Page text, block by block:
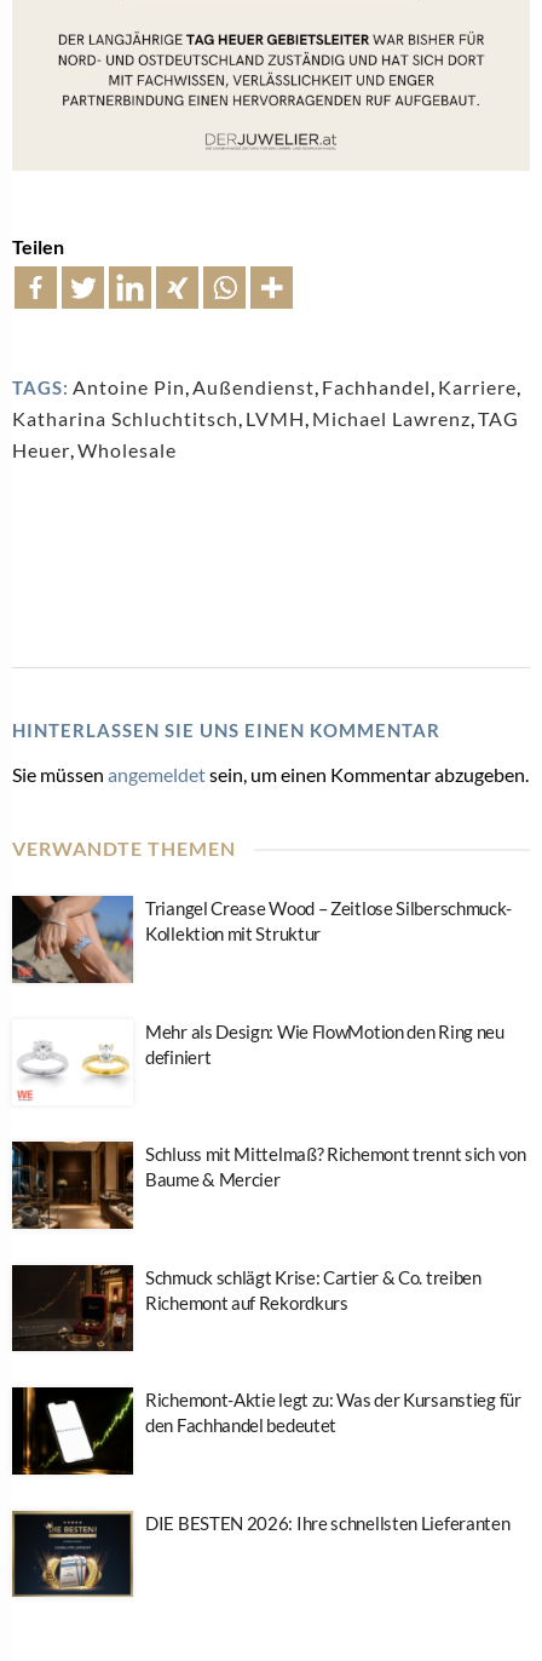
Teilen
TAGS: Antoine Pin,Außendienst, Fachhandel, Karriere,
Katharina Schluchtitsch, LVMH, Michael Lawrenz,TAG
Heuer,Wholesale
HINTERLASSEN SIE UNS EINEN KOMMENTAR
Sie müssen angemeldetsein, um einen Kommentar abzugeben.
VERWANDTE THEMEN
Triangel Crease Wood – Zeitlose Silberschmuck-
Kollektion mit Struktur
Mehr als Design: Wie FlowMotion den Ring neu
definiert
Schluss mit Mittelmaß? Richemont trennt sich von
Baume & Mercier
Schmuck schlägt Krise: Cartier & Co. treiben
Richemont auf Rekordkurs
Richemont-Aktie legt zu: Was der Kursanstieg für
den Fachhandel bedeutet
DIE BESTEN 2026: Ihre schnellsten Lieferanten